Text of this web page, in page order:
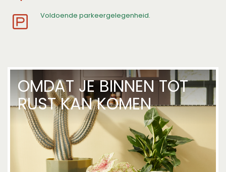
Voldoende parkeergelegenheid.
OMDAT JE BINNEN TOT
RUST KAN KOMEN